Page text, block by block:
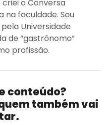
o Conversa
na faculdade. Sou
Universidade
de “gastrônomo”
profissão.
conteúdo?
também vai